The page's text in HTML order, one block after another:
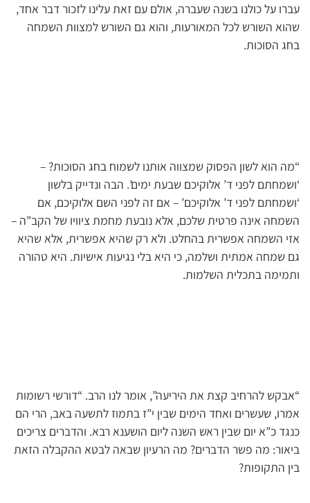
עברו על כולנו בשנה שעברה, אולם עם זאת עלינו לזכור דבר אחד,
שהוא השורש לכל המאורעות, והוא גם השורש למצוות השמחה
בחג הסוכות.
“מה הוא לשון הפסוק שמצווה אותנו לשמוח בחג הסוכות? –
‘ושמחתם לפני ד’ אלוקיכם שבעת ימים’. הבה ונדייק בלשון
‘ושמחתם לפני ד’ אלוקיכם’ – אם זה לפני השם אלוקיכם, אם
השמחה אינה פרטית שלכם, אלא נובעת מחמת ציוויו של הקב”ה –
אזי השמחה אפשרית בהחלט. ולא רק שהיא אפשרית, אלא שהיא
גם שמחה אמתית ושלמה, כי היא בלי נגיעות אישיות. היא טהורה
ותמימה בתכלית השלמות.
“אבקש להרחיב קצת את היריעה”, אומר לנו הרב. “דורשי רשומות
אמרו, שעשרים ואחד הימים שבין י”ז בתמוז לתשעה באב, הרי הם
כנגד כ”א יום שבין ראש השנה ליום הושענא רבא. והדברים צריכים
ביאור: מה פשר הדברים? מה הרעיון שבאה לבטא ההקבלה הזאת
בין התקופות?